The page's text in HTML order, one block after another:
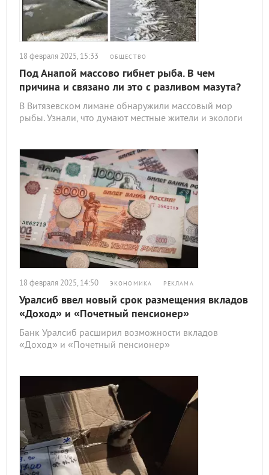
18 февраля 2025, 15:33 ОБЩЕСТВО
Под Анапой массово гибнет рыба. В чем
причина и связано ли это с разливом мазута?
В Витязевском лимане обнаружили массовый мор
рыбы. Узнали, что думают местные жители и экологи
18 февраля 2025, 14:50 ЭКОНОМИКА РЕКЛАМА
Уралсиб ввел новый срок размещения вкладов
«Доход» и «Почетный пенсионер»
Банк Уралсиб расширил возможности вкладов
«Доход» и «Почетный пенсионер»